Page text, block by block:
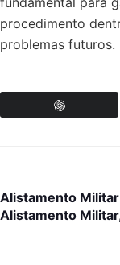
procedimento
problemas futuros.
Alistamento
Alistamento